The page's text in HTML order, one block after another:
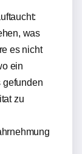
was
es nicht
ein
gefunden
zu